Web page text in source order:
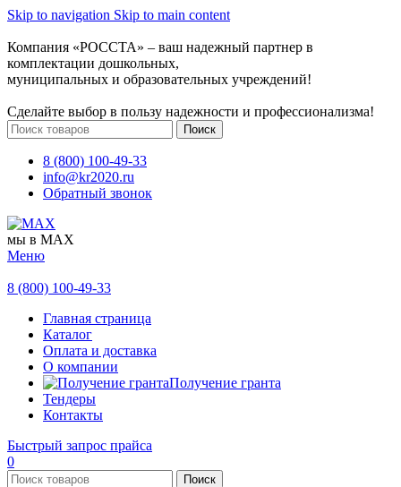
Skip to navigation Skip to main content
Компания «РОССТА» – ваш надежный партнер в
комплектации дошкольных,
муниципальных и образовательных учреждений!
Сделайте выбор в пользу надежности и профессионализма!
Поиск
8 (800) 100-49-33
info@kr2020.ru
Обратный звонок
мы в MAX
Меню
8 (800) 100-49-33
Главная страница
Каталог
Оплата и доставка
О компании
Получение гранта
Тендеры
Контакты
Быстрый запрос прайса
0
Поиск